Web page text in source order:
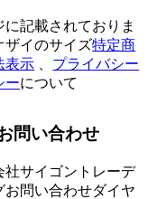
に記載されておりま
ザイのサイズ特定商
表示
プライバシー
ーについて
問い合わせ
社サイゴントレーデ
お問い合わせダイヤ